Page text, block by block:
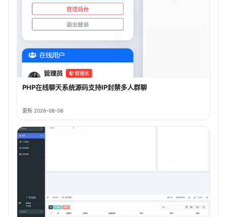
PHP在线聊天系统源码支持IP封禁多人群聊
更新 2026-08-06